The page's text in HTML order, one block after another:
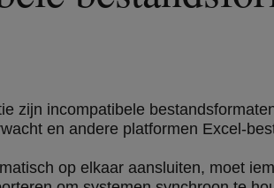
zijn incompatibele
en andere platformen Excel-
op elkaar aansluiten, moet